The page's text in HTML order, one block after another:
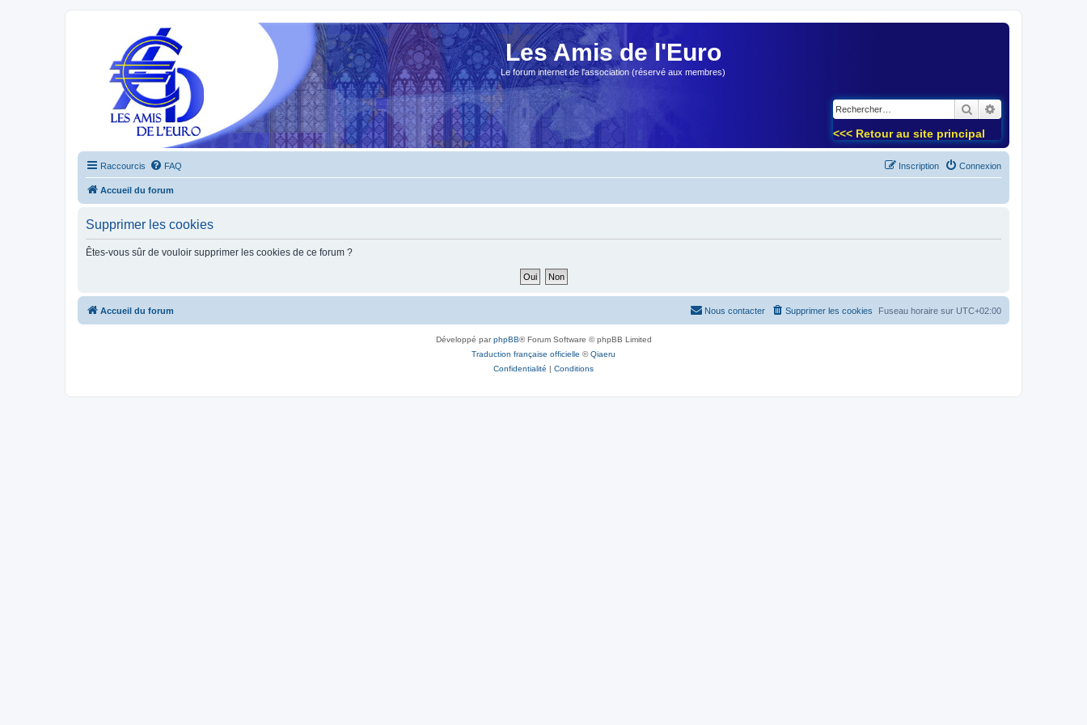
Les Amis de l'Euro
Le forum internet de l'association (réservé aux membres)
Rechercher
<<< Retour au site principal
Raccourcis FAQ Connexion
Inscription
Accueil du forum
Supprimer les cookies
Êtes-vous sûr de vouloir supprimer les cookies de ce forum ?
Accueil du forum Fuseau horaire sur UTC+02:00
Supprimer les cookies
Nous contacter
Développé parphpBB® Forum Software © phpBB Limited
Traduction française officielle ©Qiaeru
Confidentialité | Conditions